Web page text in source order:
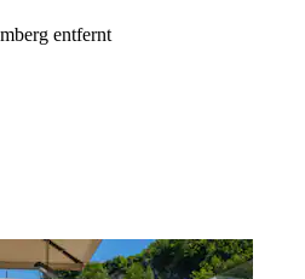
entfernt